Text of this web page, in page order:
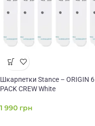
Шкарпетки Stance – ORIGIN 6
PACK CREW White
1 990 грн